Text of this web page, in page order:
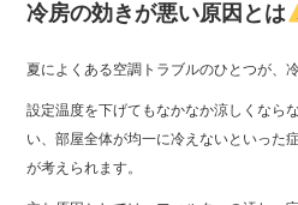
冷房の効きが悪い原因とは
夏によくある空調トラブルのひとつが、
設定温度を下げてもなかなか涼しくなら
い、部屋全体が均一に冷えないといった
が考えられます。